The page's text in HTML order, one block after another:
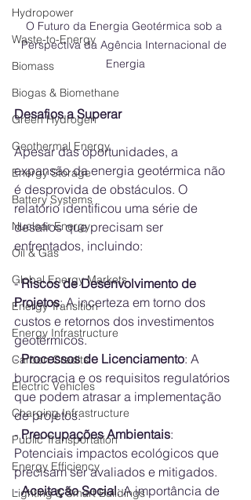
Hydropower
Waste-to-Energy
Biomass
Biogas & Biomethane
Green Hydrogen
Geothermal Energy
Energy Storage
Battery Systems
Nuclear Energy
Oil & Gas
Global Energy Markets
Energy Transition
Energy Infrastructure
Carbon Credits
Electric Vehicles
Charging Infrastructure
Public Transportation
Energy Efficiency
Lighting & Smart Buildings
O Futuro da Energia Geotérmica sob a
Perspectiva da Agência Internacional de
Energia
Desafios a Superar
Apesar das oportunidades, a
expansão da energia geotérmica não
é desprovida de obstáculos. O
relatório identificou uma série de
desafios que precisam ser
enfrentados, incluindo:
- Riscos de Desenvolvimento de
Projetos: A incerteza em torno dos
custos e retornos dos investimentos
geotérmicos.
- Processos de Licenciamento: A
burocracia e os requisitos regulatórios
que podem atrasar a implementação
de projetos.
- Preocupações Ambientais:
Potenciais impactos ecológicos que
precisam ser avaliados e mitigados.
- Aceitação Social: A importância de